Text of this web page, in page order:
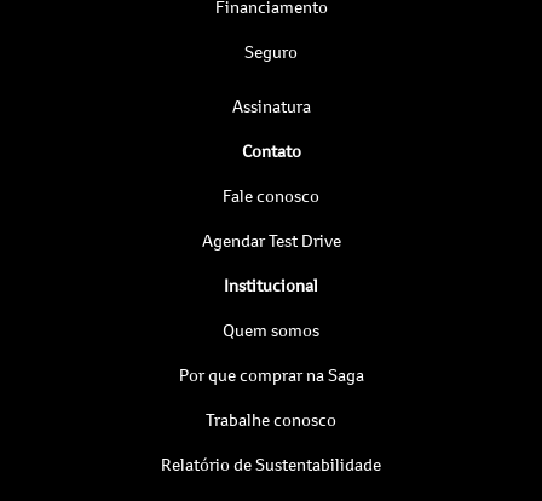
Financiamento
Seguro
Assinatura
Contato
Fale conosco
Agendar Test Drive
Institucional
Quem somos
Por que comprar na Saga
Trabalhe conosco
Relatório de Sustentabilidade